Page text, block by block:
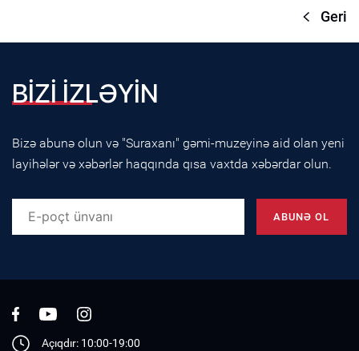
Geri
BİZİ İZLƏYİN
Bizə abunə olun və "Suraxanı" gəmi-muzeyinə aid olan yeni
layihələr və xəbərlər haqqında qısa vaxtda xəbərdar olun.
Açıqdır: 10:00-19:00